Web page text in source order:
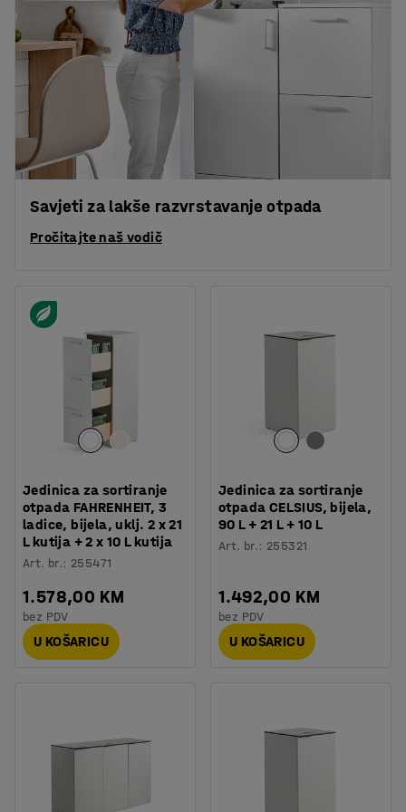
Savjeti za lakše razvrstavanje otpada
Pročitajte naš vodič
Jedinica za sortiranje
otpada FAHRENHEIT, 3
ladice, bijela, uklj. 2 x 21
L kutija + 2 x 10 L kutija
Art. br.: 255471
1.578,00 KM
bez PDV
U KOŠARICU
Jedinica za sortiranje
otpada CELSIUS, bijela,
90 L + 21 L + 10 L
Art. br.: 255321
1.492,00 KM
bez PDV
U KOŠARICU